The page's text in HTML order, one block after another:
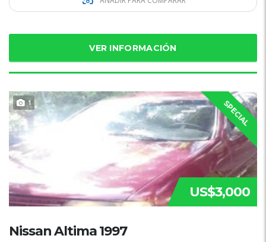
VER INFORMACIÓN
1 SPECIAL
US$3,000
Nissan Altima 1997